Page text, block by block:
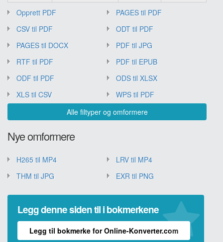
Opprett PDF
PAGES til PDF
CSV til PDF
ODT til PDF
PAGES til DOCX
PDF til JPG
RTF til PDF
PDF til EPUB
ODF til PDF
ODS til XLSX
XLS til CSV
WPS til PDF
Alle filtyper og omformere
Nye omformere
H265 til MP4
LRV til MP4
THM til JPG
EXR til PNG
Legg denne siden til i bokmerkene
Legg til bokmerke for Online-Konverter.com